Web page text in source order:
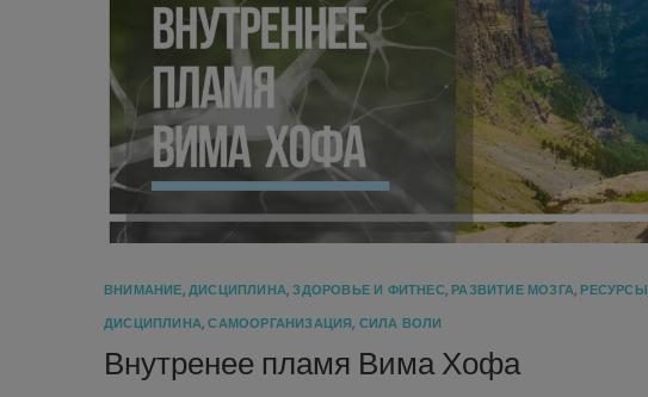
ВНИМАНИЕ,ДИСЦИПЛИНА,ЗДОРОВЬЕ И ФИТНЕС,РАЗВИТИЕ МОЗГА,РЕСУРСЫ
ДИСЦИПЛИНА,САМООРГАНИЗАЦИЯ, СИЛА ВОЛИ
Внутренее пламя Вима Хофа